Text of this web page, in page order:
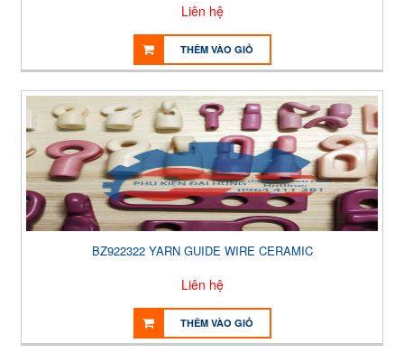
Liên hệ
THÊM VÀO GIỎ
BZ922322 YARN GUIDE WIRE CERAMIC
Liên hệ
THÊM VÀO GIỎ